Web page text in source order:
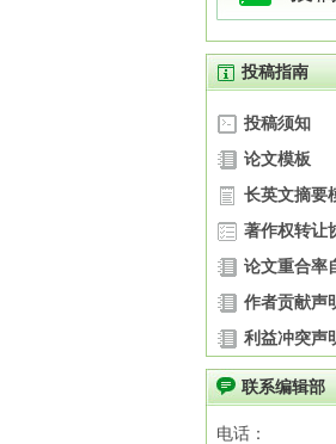
投稿指南
投稿须知
论文模板
长英文摘要
著作权转让
论文重合率
作者贡献声
利益冲突声
联系编辑部
电话：